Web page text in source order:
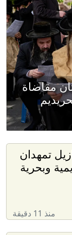
مقاضاة
تمهدان
وبحرية
منذ 11 دقيقة